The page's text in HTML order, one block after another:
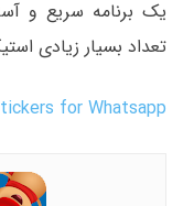
یک برنامه سریع و
تعداد بسیار زیادی
for Whatsapp